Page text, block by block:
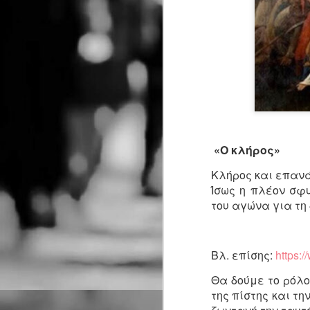
«Ο κλήρος»
Κλήρος και
Ίσως η πλέον
του αγώνα για τη
Βλ. επίσης:
Θα δούμε το ρόλο
της πίστης και
JUL
24
Προαναγγελία | 3ος
χρόνος | ΤΟ ΥΠΟΓΕΙΟ